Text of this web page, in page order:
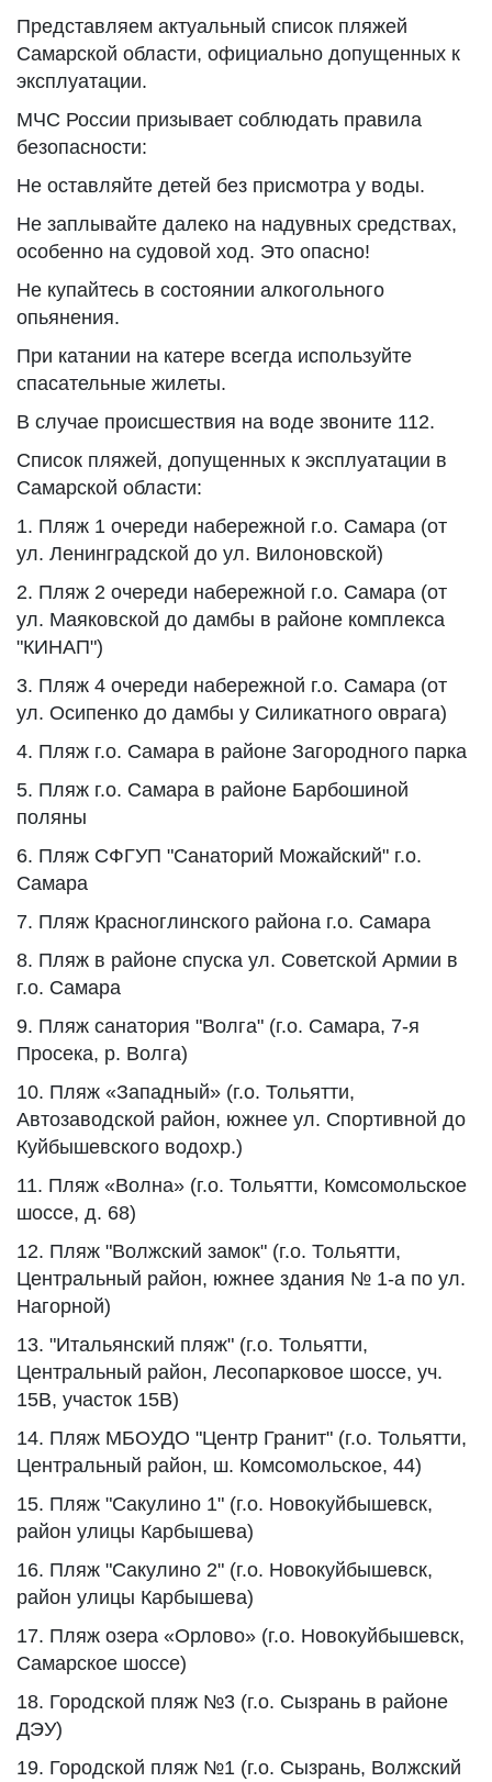
Представляем актуальный список пляжей
Самарской области, официально допущенных к
эксплуатации.
МЧС России призывает соблюдать правила
безопасности:
Не оставляйте детей без присмотра у воды.
Не заплывайте далеко на надувных средствах,
особенно на судовой ход. Это опасно!
Не купайтесь в состоянии алкогольного
опьянения.
При катании на катере всегда используйте
спасательные жилеты.
В случае происшествия на воде звоните 112.
Список пляжей, допущенных к эксплуатации в
Самарской области:
1. Пляж 1 очереди набережной г.о. Самара (от
ул. Ленинградской до ул. Вилоновской)
2. Пляж 2 очереди набережной г.о. Самара (от
ул. Маяковской до дамбы в районе комплекса
"КИНАП")
3. Пляж 4 очереди набережной г.о. Самара (от
ул. Осипенко до дамбы у Силикатного оврага)
4. Пляж г.о. Самара в районе Загородного парка
5. Пляж г.о. Самара в районе Барбошиной
поляны
6. Пляж СФГУП "Санаторий Можайский" г.о.
Самара
7. Пляж Красноглинского района г.о. Самара
8. Пляж в районе спуска ул. Советской Армии в
г.о. Самара
9. Пляж санатория "Волга" (г.о. Самара, 7-я
Просека, р. Волга)
10. Пляж «Западный» (г.о. Тольятти,
Автозаводской район, южнее ул. Спортивной до
Куйбышевского водохр.)
11. Пляж «Волна» (г.о. Тольятти, Комсомольское
шоссе, д. 68)
12. Пляж "Волжский замок" (г.о. Тольятти,
Центральный район, южнее здания № 1-а по ул.
Нагорной)
13. "Итальянский пляж" (г.о. Тольятти,
Центральный район, Лесопарковое шоссе, уч.
15В, участок 15В)
14. Пляж МБОУДО "Центр Гранит" (г.о. Тольятти,
Центральный район, ш. Комсомольское, 44)
15. Пляж "Сакулино 1" (г.о. Новокуйбышевск,
район улицы Карбышева)
16. Пляж "Сакулино 2" (г.о. Новокуйбышевск,
район улицы Карбышева)
17. Пляж озера «Орлово» (г.о. Новокуйбышевск,
Самарское шоссе)
18. Городской пляж №3 (г.о. Сызрань в районе
ДЭУ)
19. Городской пляж №1 (г.о. Сызрань, Волжский